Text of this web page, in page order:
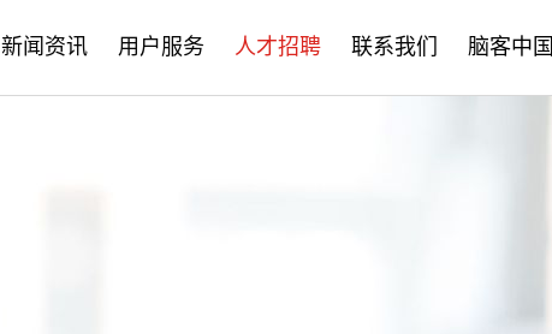
新闻资讯 用户服务 人才招聘 联系我们 脑客中国